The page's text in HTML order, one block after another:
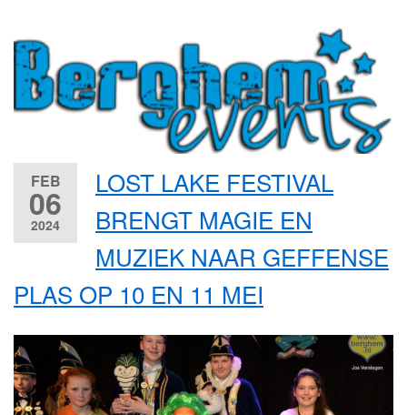
FEB
06
2024
LOST LAKE FESTIVAL
BRENGT MAGIE EN
MUZIEK NAAR GEFFENSE
PLAS OP 10 EN 11 MEI